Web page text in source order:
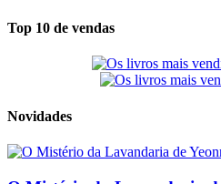
Top 10 de vendas
Novidades